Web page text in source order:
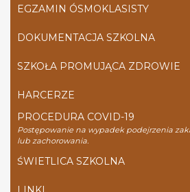
EGZAMIN ÓSMOKLASISTY
DOKUMENTACJA SZKOLNA
SZKOŁA PROMUJĄCA ZDROWIE
HARCERZE
PROCEDURA COVID-19
Postępowanie na wypadek podejrzenia
lub zachorowania.
ŚWIETLICA SZKOLNA